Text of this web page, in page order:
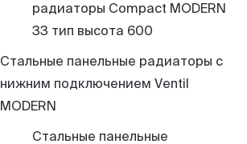
радиаторы Compact MODERN
33 тип высота 600
Стальные панельные радиаторы с
нижним подключением Ventil
MODERN
Стальные панельные